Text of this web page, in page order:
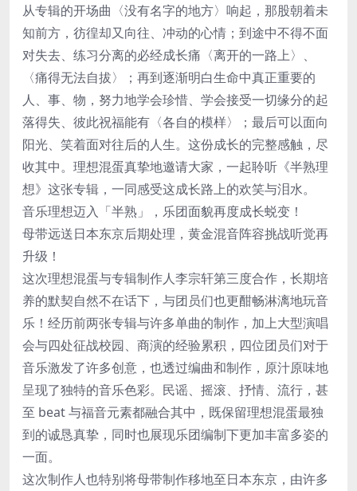
从专辑的开场曲〈没有名字的地方〉响起，那股朝着未
知前方，彷徨却又向往、冲动的心情；到途中不得不面
对失去、练习分离的必经成长痛〈离开的一路上〉、
〈痛得无法自拔〉；再到逐渐明白生命中真正重要的
人、事、物，努力地学会珍惜、学会接受一切缘分的起
落得失、彼此祝福能有〈各自的模样〉；最后可以面向
阳光、笑着面对往后的人生。这份成长的完整感触，尽
收其中。理想混蛋真挚地邀请大家，一起聆听《半熟理
想》这张专辑，一同感受这成长路上的欢笑与泪水。
音乐理想迈入「半熟」，乐团面貌再度成长蜕变！
母带远送日本东京后期处理，黄金混音阵容挑战听觉再
升级！
这次理想混蛋与专辑制作人李宗轩第三度合作，长期培
养的默契自然不在话下，与团员们也更酣畅淋漓地玩音
乐！经历前两张专辑与许多单曲的制作，加上大型演唱
会与四处征战校园、商演的经验累积，四位团员们对于
音乐激发了许多创意，也透过编曲和制作，原汁原味地
呈现了独特的音乐色彩。民谣、摇滚、抒情、流行，甚
至 beat 与福音元素都融合其中，既保留理想混蛋最独
到的诚恳真挚，同时也展现乐团编制下更加丰富多姿的
一面。
这次制作人也特别将母带制作移地至日本东京，由许多